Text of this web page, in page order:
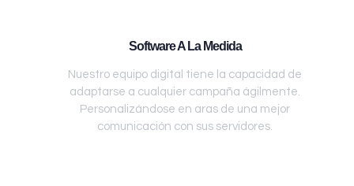
Software A La Medida
Nuestro equipo digital tiene la capacidad de
adaptarse a cualquier campaña ágilmente.
Personalizándose en aras de una mejor
comunicación con sus servidores.